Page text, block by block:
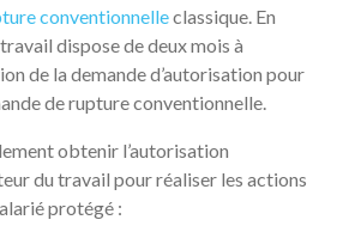
conventionnelleclassique. En
dispose de deux mois à
de la demande d’autorisation pour
de rupture conventionnelle.
obtenir l’autorisation
du travail pour réaliser les actions
protégé :